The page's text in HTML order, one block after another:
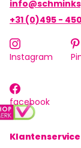
Klantenservice
+31 (0)495 -
Instagram
facebook